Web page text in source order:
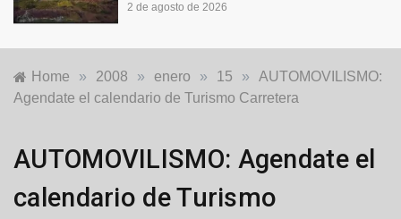
2 de agosto de 2026
Home » 2008 » enero » 15 »
AUTOMOVILISMO:
Agendate el calendario de Turismo Carretera
Locales
AUTOMOVILISMO: Agendate el
calendario de Turismo